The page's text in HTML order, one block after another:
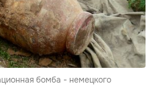
бомба - немецкого